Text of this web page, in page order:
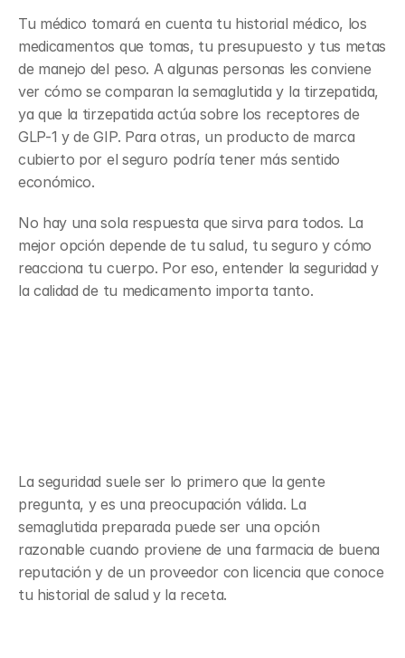
Tu médico tomará en cuenta tu historial médico, los
medicamentos que tomas, tu presupuesto y tus metas
de manejo del peso. A algunas personas les conviene
ver cómo se comparan la semaglutida y la tirzepatida,
ya que la tirzepatida actúa sobre los receptores de
GLP-1 y de GIP. Para otras, un producto de marca
cubierto por el seguro podría tener más sentido
económico.
No hay una sola respuesta que sirva para todos. La
mejor opción depende de tu salud, tu seguro y cómo
reacciona tu cuerpo. Por eso, entender la seguridad y
la calidad de tu medicamento importa tanto.
La seguridad suele ser lo primero que la gente
pregunta, y es una preocupación válida. La
semaglutida preparada puede ser una opción
razonable cuando proviene de una farmacia de buena
reputación y de un proveedor con licencia que conoce
tu historial de salud y la receta.